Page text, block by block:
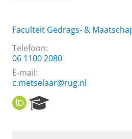
Faculteit Gedrags- &
Telefoon:
06 1100 2080
E-mail:
c.metselaar@rug.nl
O
R